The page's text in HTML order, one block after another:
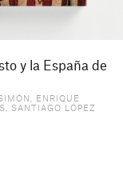
y la España de
,
ENRIQUE
, SANTIAGO LÓPEZ